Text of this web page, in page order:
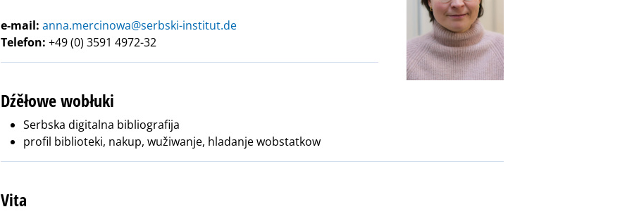
e-mail: anna.mercinowa@serbski-institut.de
Telefon: +49 (0) 3591 4972-32
Dźěłowe wobłuki
Serbska digitalna bibliografija
profil biblioteki, nakup, wužiwanje, hladanje wobstatkow
Vita